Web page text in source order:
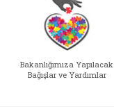
Bakanlığımıza Yapılacak
Bağışlar ve Yardımlar